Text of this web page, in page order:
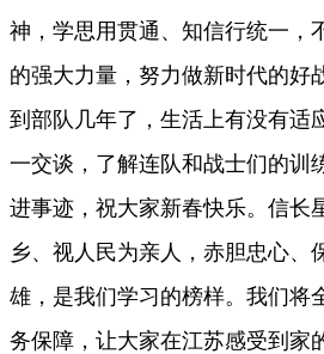
神，学思用贯通、知信行统一，
的强大力量，努力做新时代的好
到部队几年了，生活上有没有适
一交谈，了解连队和战士们的训
进事迹，祝大家新春快乐。信长
乡、视人民为亲人，赤胆忠心、
雄，是我们学习的榜样。我们将
务保障，让大家在江苏感受到家